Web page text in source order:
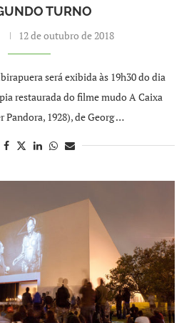
TURNO
12 de outubro de 2018
será exibida às 19h30 do dia
restaurada do filme mudo A Caixa
Pandora, 1928), de Georg …